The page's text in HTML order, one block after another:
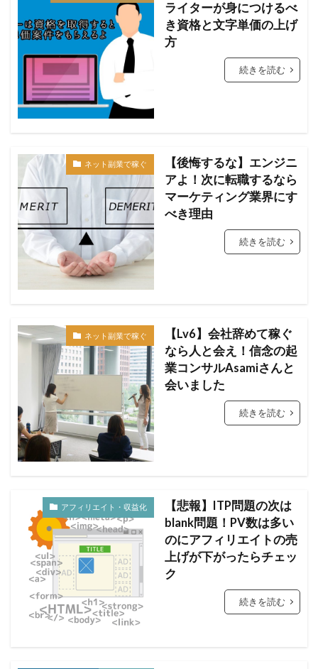
ライターが身につけるべ
き資格と文字単価の上げ
方
続きを読む
ネット副業で稼ぐ
【後悔するな】エンジニ
アよ！次に転職するなら
マーケティング業界にす
べき理由
続きを読む
ネット副業で稼ぐ
【Lv6】会社辞めて稼ぐ
なら人と会え！信念の起
業コンサルAsamiさんと
会いました
続きを読む
アフィリエイト・収益化
【悲報】ITP問題の次は
blank問題！PV数は多い
のにアフィリエイトの売
上げが下がったらチェッ
ク
続きを読む